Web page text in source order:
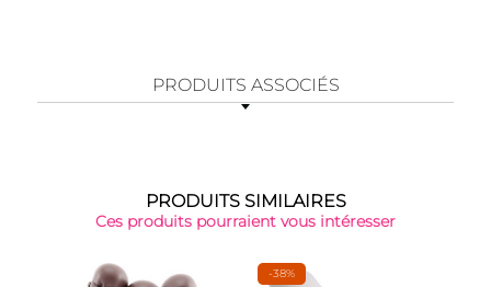
PRODUITS ASSOCIÉS
PRODUITS SIMILAIRES
Ces produits pourraient vous intéresser
-38%